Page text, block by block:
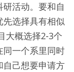
活动。要和自
选择具有相似
大概选择2-3个
同一个系里同时
自己想要申请方